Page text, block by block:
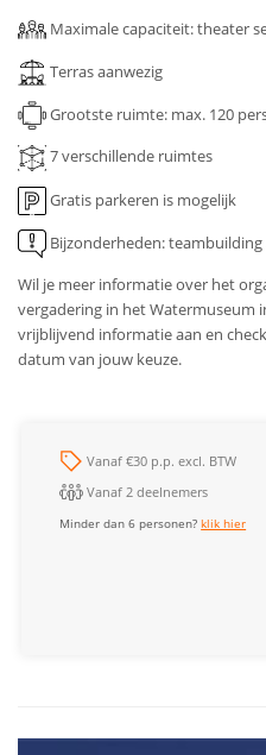
Maximale capaciteit: theater
Terras aanwezig
Grootste ruimte: max. 120
7 verschillende ruimtes
Gratis parkeren is mogelijk
Bijzonderheden:
Wil je meer informatie over het
vergadering in het Watermuseum
vrijblijvend informatie aan en
datum van jouw keuze.
Vanaf €30 p.p. excl. BTW
Vanaf 2 deelnemers
Minder dan 6 personen?klik hier